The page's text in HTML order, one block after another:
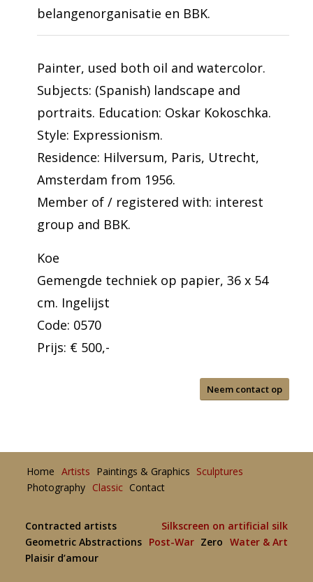
belangenorganisatie en BBK.
Painter, used both oil and watercolor.
Subjects: (Spanish) landscape and
portraits. Education: Oskar Kokoschka.
Style: Expressionism.
Residence: Hilversum, Paris, Utrecht,
Amsterdam from 1956.
Member of / registered with: interest
group and BBK.
Koe
Gemengde techniek op papier, 36 x 54
cm. Ingelijst
Code: 0570
Prijs: € 500,-
Neem contact op
Home Artists Paintings & Graphics Sculptures
Photography Classic Contact
Contracted artists
Silkscreen on artificial silk
Geometric Abstractions
Post-War Zero Water & Art
Plaisir d’amour